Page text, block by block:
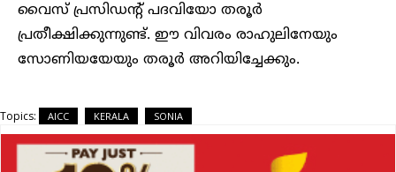
വൈസ് പ്രസിഡൻ്റ് പദവിയോ തരൂര്‍
പ്രതീക്ഷിക്കുന്നുണ്ട്. ഈ വിവരം രാഹുലിനേയും
സോണിയയേയും തരൂര്‍ അറിയിച്ചേക്കും.
Topics: AICC KERALA SONIA